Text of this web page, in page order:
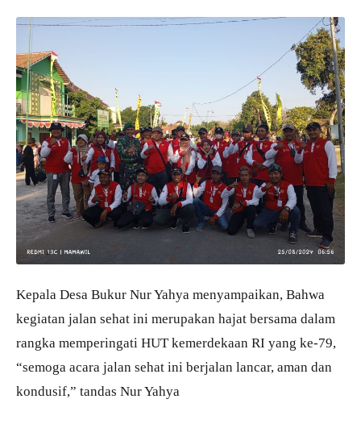
Kepala Desa Bukur Nur Yahya menyampaikan, Bahwa
kegiatan jalan sehat ini merupakan hajat bersama dalam
rangka memperingati HUT kemerdekaan RI yang ke-79,
“semoga acara jalan sehat ini berjalan lancar, aman dan
kondusif,” tandas Nur Yahya